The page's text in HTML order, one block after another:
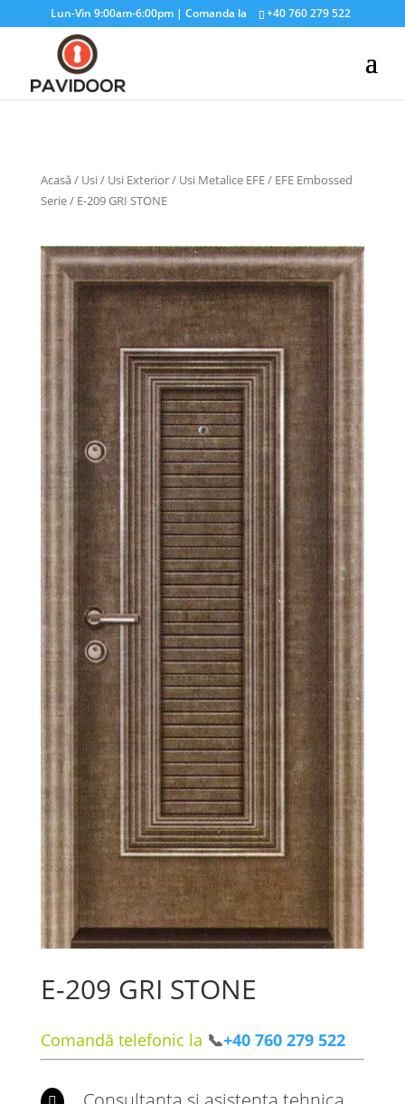
Lun-Vin 9:00am-6:00pm | Comanda la +40 760 279 522
Acasă/ Usi/ Usi Exterior/ Usi Metalice EFE/ EFE Embossed
Serie/ E-209 GRI STONE
E-209 GRI STONE
Comandă telefonic la 📞+40 760 279 522